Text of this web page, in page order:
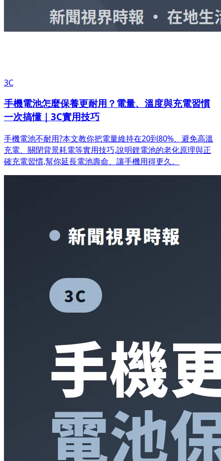
3C
手機電池怎麼保養更耐用？電量、溫度與充電習慣
一次搞懂｜3C實用技巧
手機電池不耐用?本文教你把電量維持在20到80%、避免高溫
充電、關閉背景耗電等實用技巧,說明鋰電池的老化原理與正
確充電習慣,幫你延長電池壽命、讓手機用得更久。